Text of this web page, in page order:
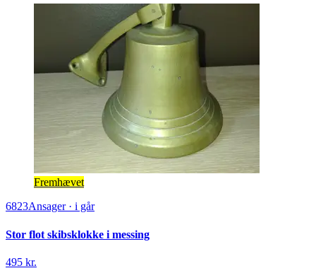
Fremhævet
6823Ansager· i går
Stor flot skibsklokke i messing
495 kr.